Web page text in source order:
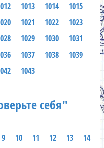
1013 1014
1015
1021 1022
1023
1029 1030
1031
1037 1038
1039
1043
себя"
9 10 11 12 13
14